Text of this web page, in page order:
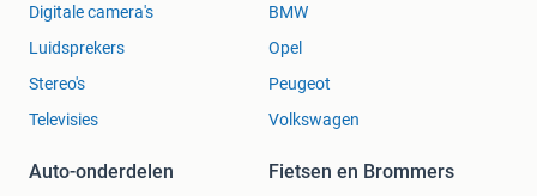
Digitale camera's
Luidsprekers
Stereo's
Televisies
BMW
Opel
Peugeot
Volkswagen
Auto-onderdelen Fietsen en Brommers